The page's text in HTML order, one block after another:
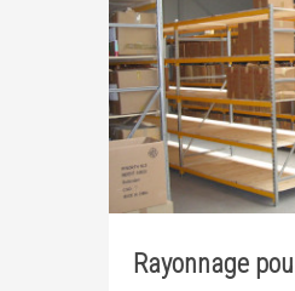
Rayonnage